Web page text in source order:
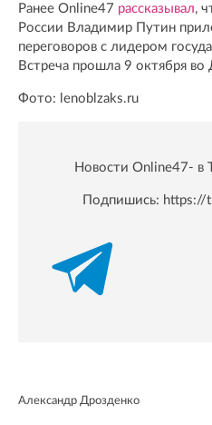
Ранее Online47 рассказывал,
России Владимир Путин
переговоров с лидером
Встреча прошла 9 октября
Фото: lenoblzaks.ru
Новости Online47- в
Подпишись: https://
Александр Дрозденко